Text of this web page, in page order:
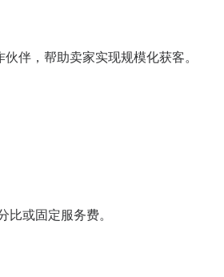
伴，帮助卖家实现规模化获客。
或固定服务费。